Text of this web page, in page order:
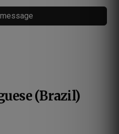
(Brazil)